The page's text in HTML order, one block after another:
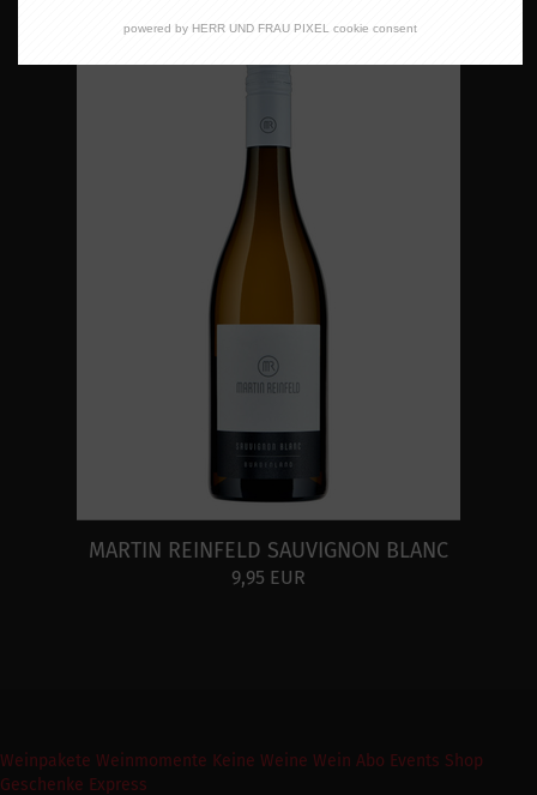
MARTIN REINFELD SAUVIGNON BLANC
9,95 EUR
Weinpakete Weinmomente Keine Weine Wein Abo Events Shop
Geschenke Express
powered by HERR UND FRAU PIXEL cookie consent